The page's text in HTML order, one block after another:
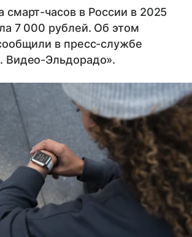
смарт-часов в России в 2025
7 000 рублей. Об этом
в пресс-службе
Видео-Эльдорадо».